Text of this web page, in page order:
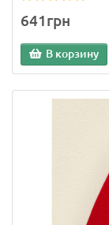
641грн
В корзину